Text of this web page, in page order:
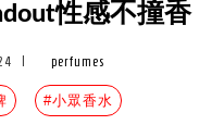
性感不撞香
perfumes
#小眾香水